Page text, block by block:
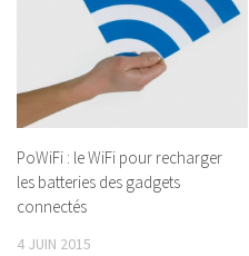
PoWiFi : le WiFi pour recharger
les batteries des gadgets
connectés
4 JUIN 2015